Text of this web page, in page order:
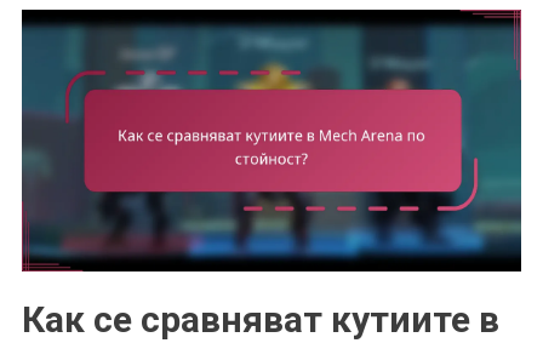
Как се сравняват кутиите в